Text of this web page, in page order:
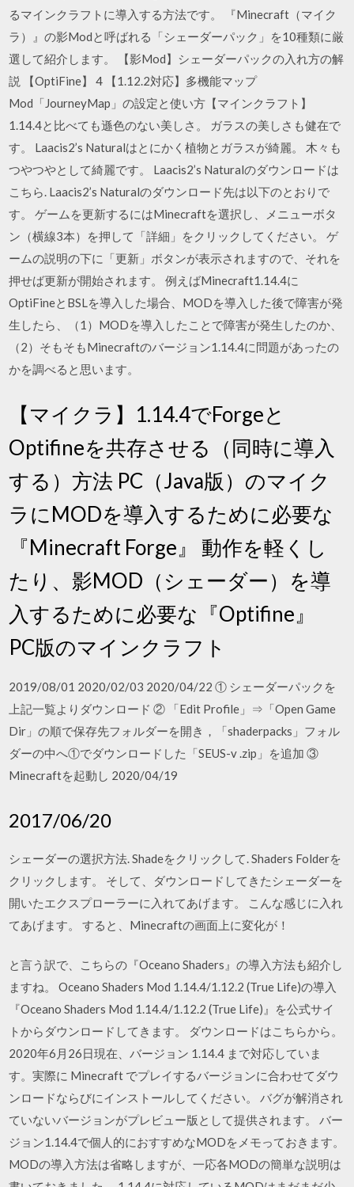
るマインクラフトに導入する方法です。 『Minecraft（マイク
ラ）』の影Modと呼ばれる「シェーダーパック」を10種類に厳
選して紹介します。 【影Mod】シェーダーパックの入れ方の解
説 【OptiFine】 4 【1.12.2対応】多機能マップ
Mod「JourneyMap」の設定と使い方【マインクラフト】
1.14.4と比べても遜色のない美しさ。 ガラスの美しさも健在で
す。 Laacis2’s Naturalはとにかく植物とガラスが綺麗。 木々も
つやつやとして綺麗です。 Laacis2’s Naturalのダウンロードは
こちら. Laacis2’s Naturalのダウンロード先は以下のとおりで
す。 ゲームを更新するにはMinecraftを選択し、メニューボタ
ン（横線3本）を押して「詳細」をクリックしてください。 ゲ
ームの説明の下に「更新」ボタンが表示されますので、それを
押せば更新が開始されます。 例えばMinecraft1.14.4に
OptiFineとBSLを導入した場合、MODを導入した後で障害が発
生したら、（1）MODを導入したことで障害が発生したのか、
（2）そもそもMinecraftのバージョン1.14.4に問題があったの
かを調べると思います。
【マイクラ】1.14.4でForgeと
Optifineを共存させる（同時に導入
する）方法 PC（Java版）のマイク
ラにMODを導入するために必要な
『Minecraft Forge』 動作を軽くし
たり、影MOD（シェーダー）を導
入するために必要な『Optifine』
PC版のマインクラフト
2019/08/01 2020/02/03 2020/04/22 ① シェーダーパックを
上記一覧よりダウンロード ② 「Edit Profile」⇒「Open Game
Dir」の順で保存先フォルダーを開き，「shaderpacks」フォル
ダーの中へ①でダウンロードした「SEUS-v .zip」を追加 ③
Minecraftを起動し 2020/04/19
2017/06/20
シェーダーの選択方法. Shadeをクリックして. Shaders Folderを
クリックします。 そして、ダウンロードしてきたシェーダーを
開いたエクスプローラーに入れてあげます。 こんな感じに入れ
てあげます。 すると、Minecraftの画面上に変化が！
と言う訳で、こちらの『Oceano Shaders』の導入方法も紹介し
ますね。 Oceano Shaders Mod 1.14.4/1.12.2 (True Life)の導入
『Oceano Shaders Mod 1.14.4/1.12.2 (True Life)』を公式サイ
トからダウンロードしてきます。 ダウンロードはこちらから。
2020年6月26日現在、バージョン 1.14.4 まで対応していま
す。実際に Minecraft でプレイするバージョンに合わせてダウ
ンロードならびにインストールしてください。 バグが解消され
ていないバージョンがプレビュー版として提供されます。 バー
ジョン1.14.4で個人的におすすめなMODをメモっておきます。
MODの導入方法は省略しますが、一応各MODの簡単な説明は